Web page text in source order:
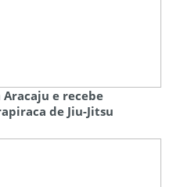
e recebe
de Jiu-Jitsu